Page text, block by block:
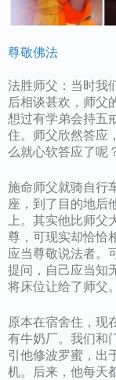
尊敬佛法
法胜师父：当时我
后相谈甚欢，师父
想过有学弟会持五
住。师父欣然答应
么就心软答应了呢
施命师父就骑自行
座，到了目的地后
上。其实他比师父
尊，可现实却恰恰
应当尊敬说法者。
提问，自己应当知
将床位让给了师父。
原本在宿舍住，现
有牛奶厂。我们和
引他修波罗蜜，出
机。后来，他每天